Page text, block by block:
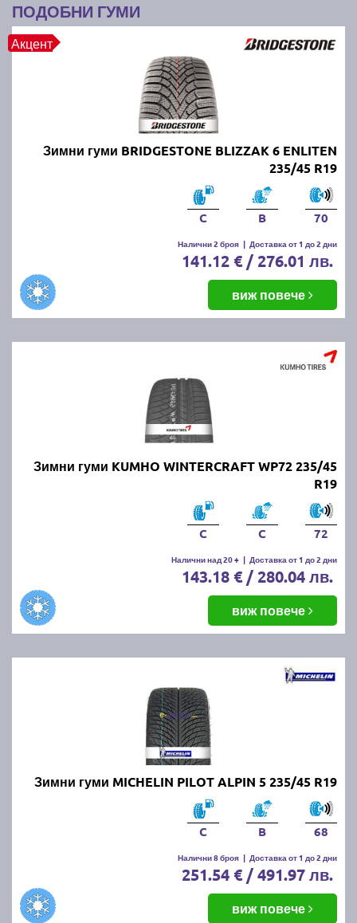
ПОДОБНИ ГУМИ
Акцент
Зимни гуми BRIDGESTONE BLIZZAK 6 ENLITEN
235/45 R19
C B 70
Налични 2 броя | Доставка от 1 до 2 дни
141.12 € / 276.01 лв.
виж повече
Зимни гуми KUMHO WINTERCRAFT WP72 235/45
R19
C C 72
Налични над 20 + | Доставка от 1 до 2 дни
143.18 € / 280.04 лв.
виж повече
Зимни гуми MICHELIN PILOT ALPIN 5 235/45 R19
C B 68
Налични 8 броя | Доставка от 1 до 2 дни
251.54 € / 491.97 лв.
виж повече